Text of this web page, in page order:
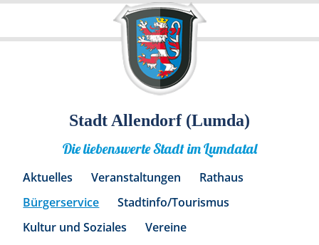
Stadt Allendorf (Lumda)
Die liebenswerte Stadt im Lumdatal
Aktuelles Veranstaltungen
Rathaus
Bürgerservice
Stadtinfo/Tourismus
Kultur und Soziales
Vereine